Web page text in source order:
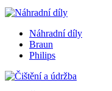
Náhradní díly
Braun
Philips